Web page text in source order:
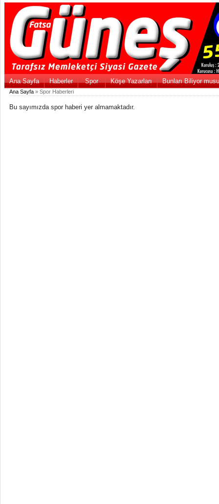
Ana Sayfa Haberler Spor Köşe Yazarları Bunları Biliyor
Ana Sayfa » Spor Haberleri
Bu sayımızda spor haberi yer almamaktadır.